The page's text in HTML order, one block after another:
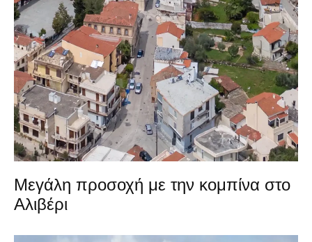
Μεγάλη προσοχή με την κομπίνα στο
Αλιβέρι